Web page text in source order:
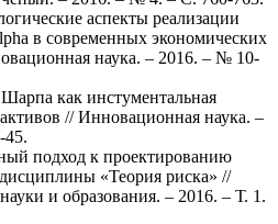
аспекты реализации
в современных экономических
наука. – 2016. – № 10-
как инстументальная
// Инновационная наука. –
45.
подход к проектированию
«Теория риска» //
и образования. – 2016. – Т. 1.